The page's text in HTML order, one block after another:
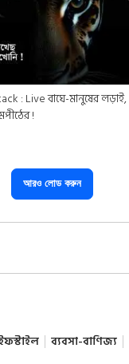
: Live বাঘে-মানুষের লড়াই,
!
আরও লোড করুন
ব্যবসা-বাণিজ্য